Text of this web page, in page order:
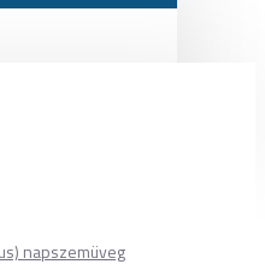
napszemüveg